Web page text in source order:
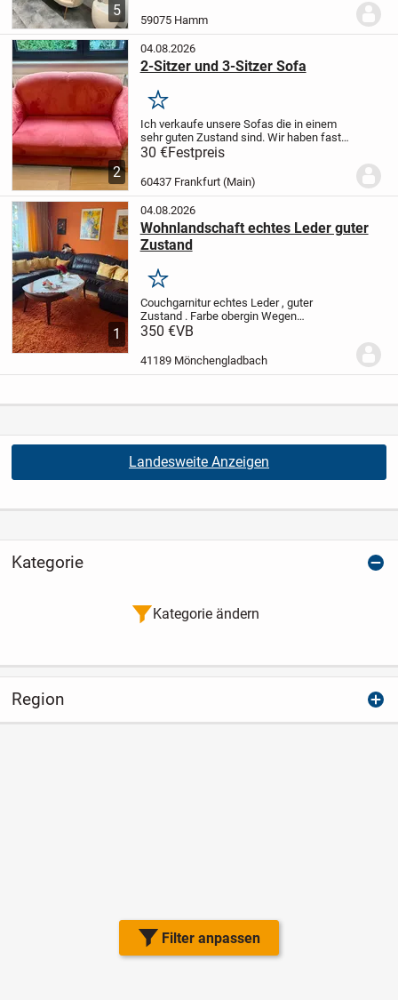
Filter anpassen
5
Sitzhöhe: 45 cm;
59075 Hamm
2
04.08.2026
2-Sitzer und 3-Sitzer Sofa
Merken
Ich verkaufe unsere Sofas die in einem
sehr guten Zustand sind. Wir haben fast
nie drauf gesessen da wir eher am Tisch
sitzen. Aber sie sind super bequem.
Maße sind wie folgt: 2-Sitzer:
30 €Festpreis
60437 Frankfurt (Main)
1
04.08.2026
Wohnlandschaft echtes Leder guter
Zustand
Merken
Couchgarnitur echtes Leder , guter
Zustand . Farbe obergin Wegen
Verkleinerung der Wohnung zu verkaufen
350 €VB
41189 Mönchengladbach
Landesweite Anzeigen
Kategorie
Kategorie ändern
Region